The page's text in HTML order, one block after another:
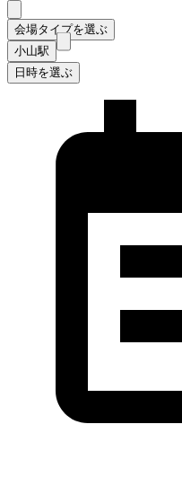
会場タイプを選ぶ
小山駅
日時を選ぶ